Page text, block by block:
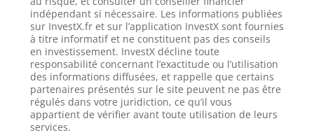
indépendant si nécessaire. Les informations publiées
sur InvestX.fr et sur l’application InvestX sont fournies
à titre informatif et ne constituent pas des conseils
en investissement. InvestX décline toute
responsabilité concernant l’exactitude ou l’utilisation
des informations diffusées, et rappelle que certains
partenaires présentés sur le site peuvent ne pas être
régulés dans votre juridiction, ce qu’il vous
appartient de vérifier avant toute utilisation de leurs
services.